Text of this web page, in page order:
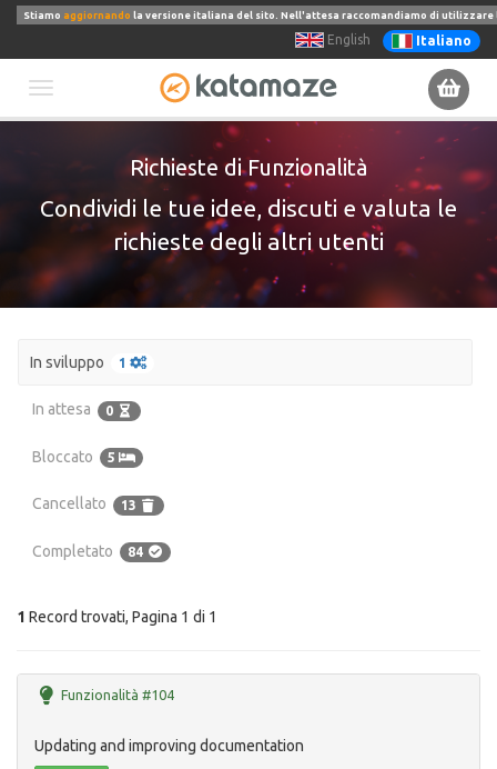
Stiamoaggiornando la versione italiana del sito. Nell'attesa raccomandiamo di utilizzare
English Italiano
Richieste di Funzionalità
Condividi le tue idee, discuti e valuta le
richieste degli altri utenti
In sviluppo 1
In attesa 0
Bloccato 5
Cancellato 13
Completato 84
1 Record trovati, Pagina 1 di 1
Funzionalità #104
Updating and improving documentation